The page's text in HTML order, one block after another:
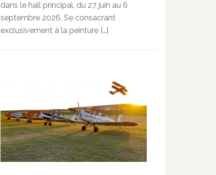
dans le hall principal, du 27 juin au 6
septembre 2026. Se consacrant
exclusivement à la peinture […]